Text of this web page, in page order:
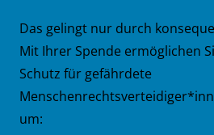
Das gelingt nur durch
Mit Ihrer Spende ermöglichen
Schutz für gefährdete
um: